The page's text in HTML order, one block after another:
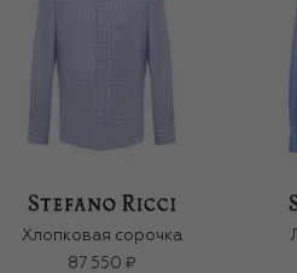
Хлопковая сорочка
87 550 ₽